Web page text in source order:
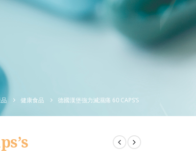
健康食品 德國漢堡強力滅濕痛 60 CAPS’S